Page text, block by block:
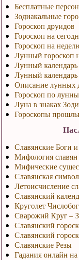
Бесплатные
Зодиакальные
Гороскоп друидов
Гороскоп на
Гороскоп на
Лунный гороскоп
Лунный календарь
Лунный
Описание лунных
Гороскоп по
Луна в знаках
Гороскопы
Славянские Боги
Мифология славян
Мифические
Славянская
Летоисчисление
Славянский
Круголет
Сварожий Круг –
Славянский
Славянский
Славянские Резы
Гадания онлайн на